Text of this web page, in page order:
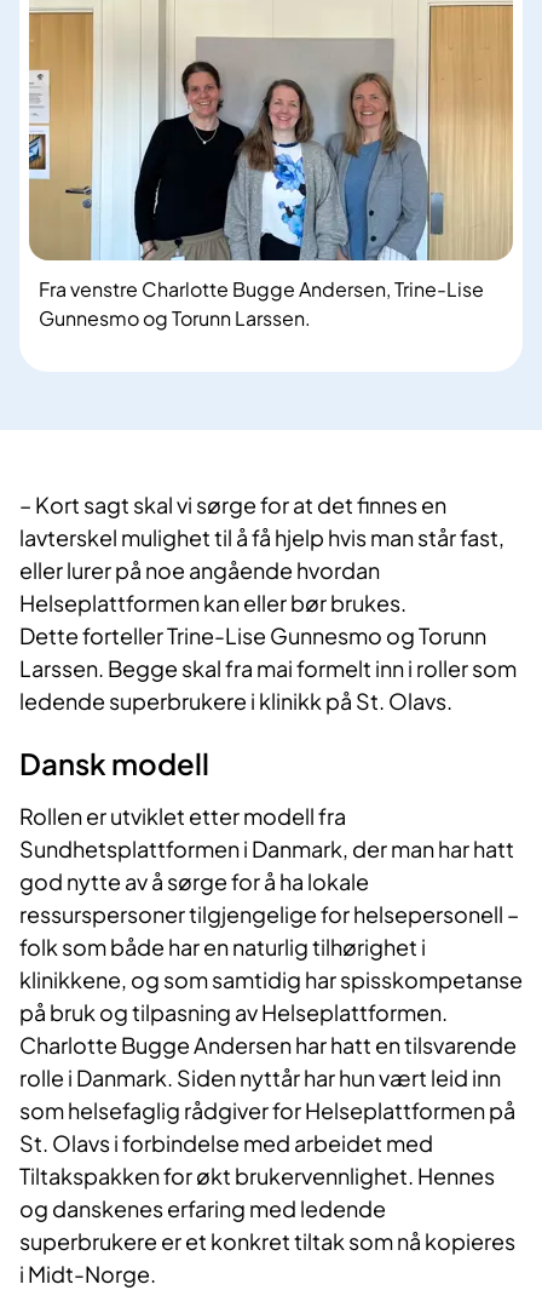
Fra venstre Charlotte Bugge Andersen, Trine-Lise
Gunnesmo og Torunn Larssen.
– Kort sagt skal vi sørge for at det finnes en
lavterskel mulighet til å få hjelp hvis man står fast,
eller lurer på noe angående hvordan
Helseplattformen kan eller bør brukes.
Dette forteller Trine-Lise Gunnesmo og Torunn
Larssen. Begge skal fra mai formelt inn i roller som
ledende superbrukere i klinikk på St. Olavs.
Dansk modell
Rollen er utviklet etter modell fra
Sundhetsplattformen i Danmark, der man har hatt
god nytte av å sørge for å ha lokale
ressurspersoner tilgjengelige for helsepersonell –
folk som både har en naturlig tilhørighet i
klinikkene, og som samtidig har spisskompetanse
på bruk og tilpasning av Helseplattformen.
Charlotte Bugge Andersen har hatt en tilsvarende
rolle i Danmark. Siden nyttår har hun vært leid inn
som helsefaglig rådgiver for Helseplattformen på
St. Olavs i forbindelse med arbeidet med
Tiltakspakken for økt brukervennlighet. Hennes
og danskenes erfaring med ledende
superbrukere er et konkret tiltak som nå kopieres
i Midt-Norge.